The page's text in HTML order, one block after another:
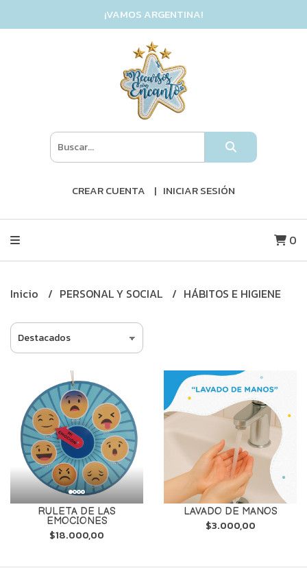
¡VAMOS ARGENTINA!
CREAR CUENTA INICIAR SESIÓN
0
Inicio PERSONAL Y SOCIAL HÁBITOS E HIGIENE
RULETA DE LAS
EMOCIONES
$18.000,00
LAVADO DE MANOS
$3.000,00